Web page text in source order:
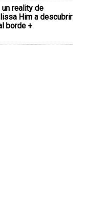
un reality de
Him a descubrir
borde +